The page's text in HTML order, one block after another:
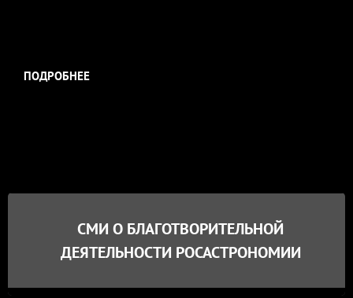
ПОДРОБНЕЕ
СМИ О БЛАГОТВОРИТЕЛЬНОЙ
ДЕЯТЕЛЬНОСТИ РОСАСТРОНОМИИ